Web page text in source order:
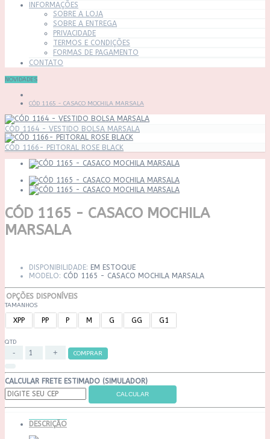
INFORMAÇÕES
SOBRE A LOJA
SOBRE A ENTREGA
PRIVACIDADE
TERMOS E CONDIÇÕES
FORMAS DE PAGAMENTO
CONTATO
NOVIDADES
CÓD 1165 - CASACO MOCHILA MARSALA
CÓD 1164 - VESTIDO BOLSA MARSALA
CÓD 1166- PEITORAL ROSE BLACK
CÓD 1165 - CASACO MOCHILA
MARSALA
DISPONIBILIDADE: EM ESTOQUE
MODELO: CÓD 1165 - CASACO MOCHILA MARSALA
OPÇÕES DISPONÍVEIS
TAMANHOS
XPP PP P M G GG G1
QTD
COMPRAR
CALCULAR FRETE ESTIMADO (SIMULADOR)
DESCRIÇÃO